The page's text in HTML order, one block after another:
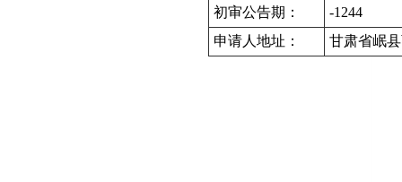
初审公告期：
-1244
申请人地址：
甘肃省岷